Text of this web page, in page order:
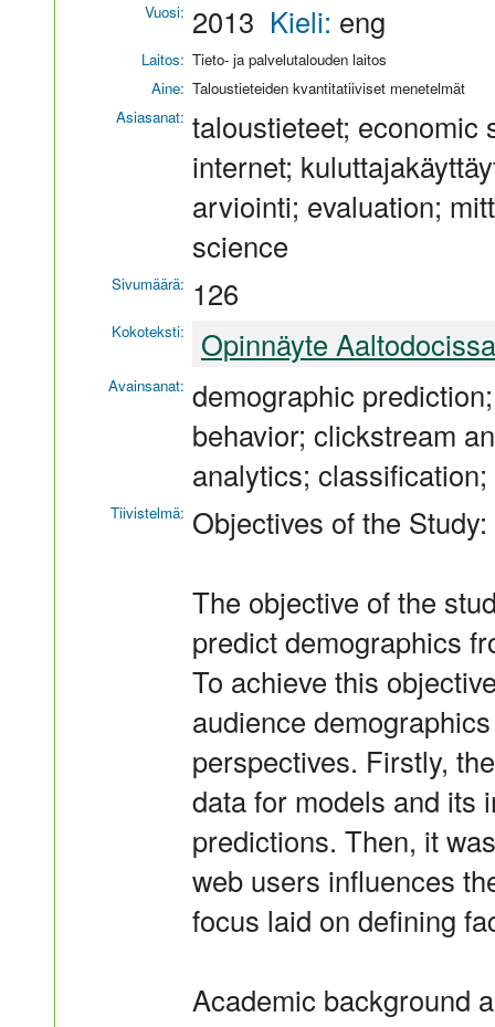
Vuosi: 2013 Kieli: eng
Laitos: Tieto- ja palvelutalouden laitos
Aine: Taloustieteiden kvantitatiiviset menetelmät
Asiasanat: taloustieteet; economic
internet;
arviointi; evaluation;
science
Sivumäärä: 126
Kokoteksti: Opinnäyte Aaltodocissa
Avainsanat: demographic
behavior; clickstream
analytics;
Tiivistelmä: Objectives of the Study:
The objective of the
predict demographics
To achieve this
audience
perspectives. Firstly,
data for models and its
predictions. Then, it
web users influences
focus laid on defining
Academic background